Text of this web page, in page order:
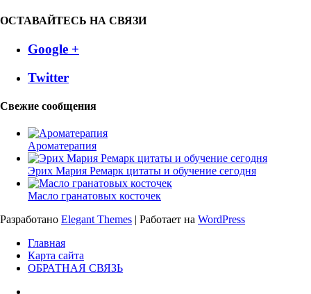
ОСТАВАЙТЕСЬ НА СВЯЗИ
Google +
Twitter
Свежие сообщения
Ароматерапия
Эрих Мария Ремарк цитаты и обучение сегодня
Масло гранатовых косточек
Разработано Elegant Themes | Работает на WordPress
Главная
Карта сайта
ОБРАТНАЯ СВЯЗЬ